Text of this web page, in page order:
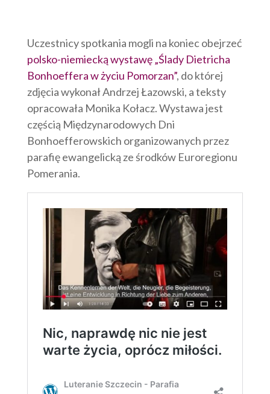
Uczestnicy spotkania mogli na koniec obejrzeć
polsko-niemiecką wystawę „Ślady Dietricha
Bonhoeffera w życiu Pomorzan”, do której
zdjęcia wykonał Andrzej Łazowski, a teksty
opracowała Monika Kołacz. Wystawa jest
częścią Międzynarodowych Dni
Bonhoefferowskich organizowanych przez
parafię ewangelicką ze środków Euroregionu
Pomerania.